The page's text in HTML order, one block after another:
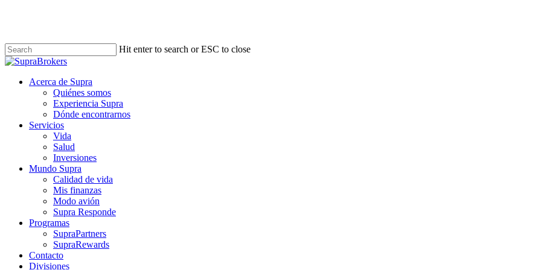
content
Hit enter to search or ESC to close
Close
Menu
Acerca de Supra
Quiénes somos
Experiencia Supra
Dónde encontrarnos
Servicios
Vida
Salud
Inversiones
Mundo Supra
Calidad de vida
Mis finanzas
Modo avión
Supra Responde
Programas
SupraPartners
SupraRewards
Contacto
Divisiones